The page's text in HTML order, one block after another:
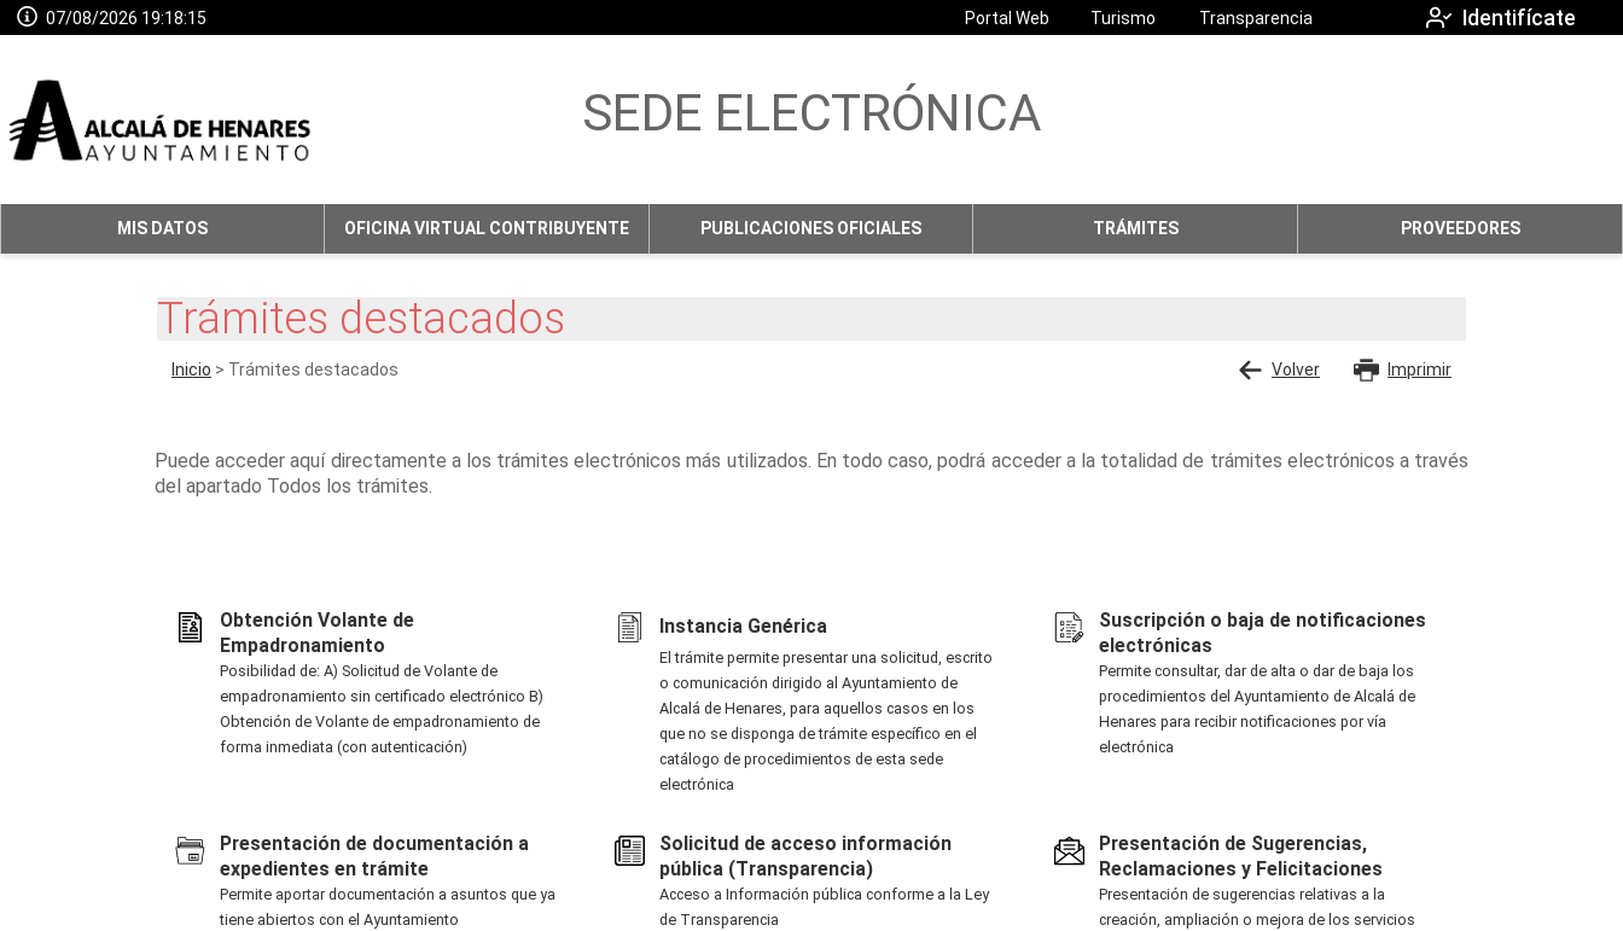
07/08/2026 19:18:15 Portal Web Turismo Transparencia Identifícate
SEDE ELECTRÓNICA
MIS DATOS OFICINA VIRTUAL CONTRIBUYENTE PUBLICACIONES OFICIALES TRÁMITES PROVEEDORES
Trámites destacados
Inicio > Trámites destacados Volver Imprimir
Puede acceder aquí directamente a los trámites electrónicos más utilizados. En todo caso, podrá acceder a la totalidad de trámites electrónicos a través
del apartado Todos los trámites.
Obtención Volante de
Empadronamiento
Posibilidad de: A) Solicitud de Volante de
empadronamiento sin certificado electrónico B)
Obtención de Volante de empadronamiento de
forma inmediata (con autenticación)
Instancia Genérica
El trámite permite presentar una solicitud, escrito
o comunicación dirigido al Ayuntamiento de
Alcalá de Henares, para aquellos casos en los
que no se disponga de trámite específico en el
catálogo de procedimientos de esta sede
electrónica
Suscripción o baja de notificaciones
electrónicas
Permite consultar, dar de alta o dar de baja los
procedimientos del Ayuntamiento de Alcalá de
Henares para recibir notificaciones por vía
electrónica
Presentación de documentación a
expedientes en trámite
Permite aportar documentación a asuntos que ya
tiene abiertos con el Ayuntamiento
Solicitud de acceso información
pública (Transparencia)
Acceso a Información pública conforme a la Ley
de Transparencia
Presentación de Sugerencias,
Reclamaciones y Felicitaciones
Presentación de sugerencias relativas a la
creación, ampliación o mejora de los servicios